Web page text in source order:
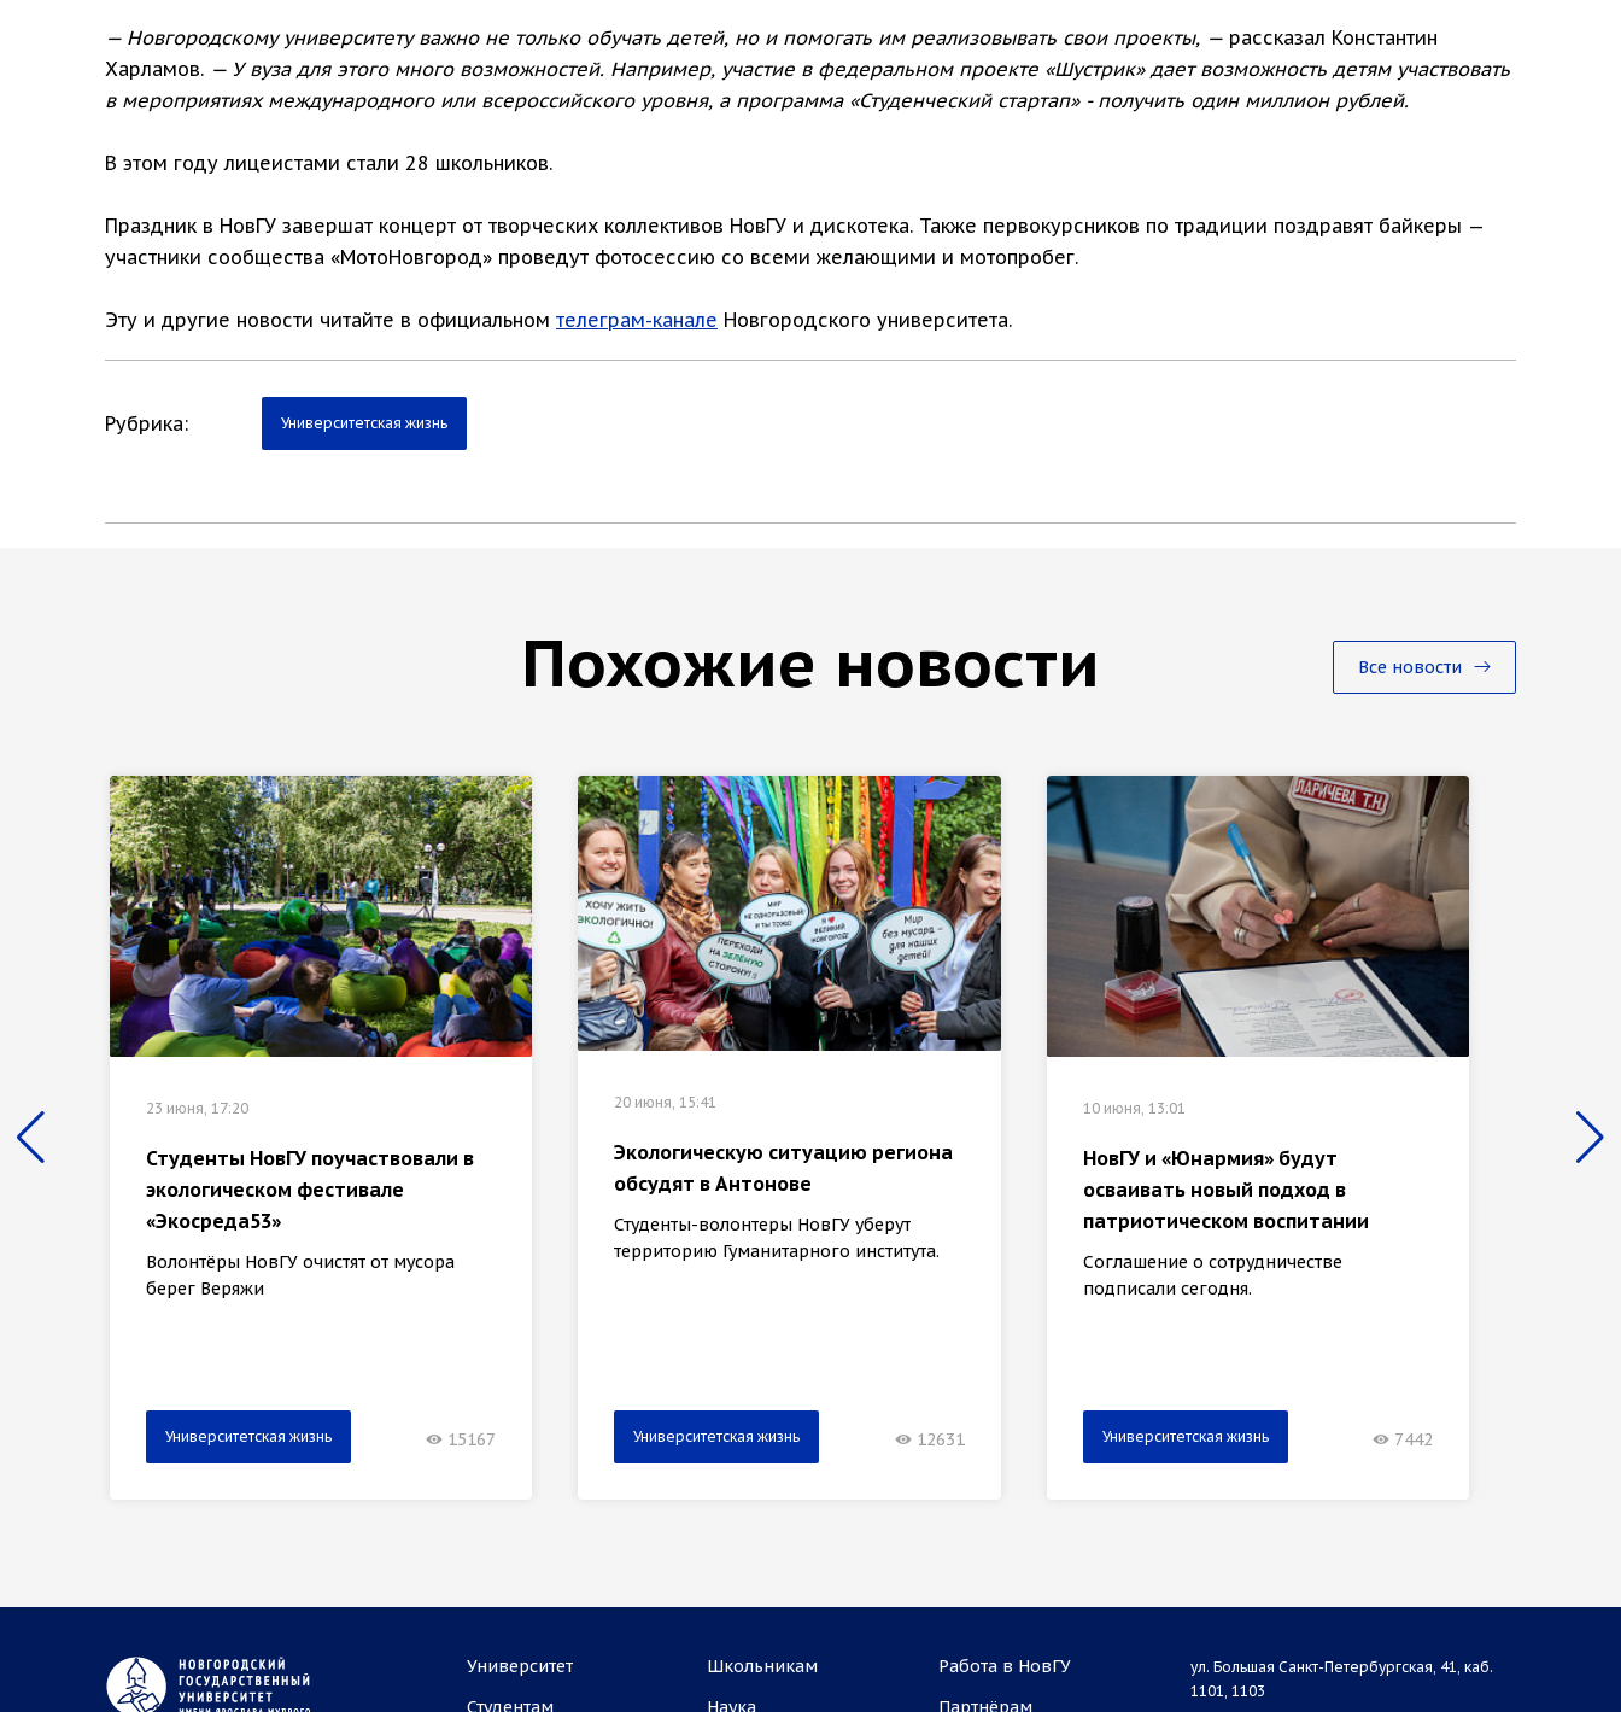
— Новгородскому университету важно не только обучать детей, но и помогать им реализовывать свои проекты, — рассказал Константин
Харламов. — У вуза для этого много возможностей. Например, участие в федеральном проекте «Шустрик» дает возможность детям участвовать
в мероприятиях международного или всероссийского уровня, а программа «Студенческий стартап» - получить один миллион рублей.
В этом году лицеистами стали 28 школьников.
Праздник в НовГУ завершат концерт от творческих коллективов НовГУ и дискотека. Также первокурсников по традиции поздравят байкеры —
участники сообщества «МотоНовгород» проведут фотосессию со всеми желающими и мотопробег.
Эту и другие новости читайте в официальном телеграм-канале Новгородского университета.
Рубрика: Университетская жизнь
Похожие новости Все новости
23 июня, 17:20
Студенты НовГУ поучаствовали в
экологическом фестивале
«Экосреда53»
Волонтёры НовГУ очистят от мусора
берег Веряжи
Университетская жизнь 15167
20 июня, 15:41
Экологическую ситуацию региона
обсудят в Антонове
Студенты-волонтеры НовГУ уберут
территорию Гуманитарного института.
Университетская жизнь 12631
10 июня, 13:01
НовГУ и «Юнармия» будут
осваивать новый подход в
патриотическом воспитании
Соглашение о сотрудничестве
подписали сегодня.
Университетская жизнь 7442
15
Университет
Студентам
Школьникам
Наука
Работа в НовГУ
Партнёрам
ул. Большая Санкт-Петербургская, 41, каб.
1101, 1103